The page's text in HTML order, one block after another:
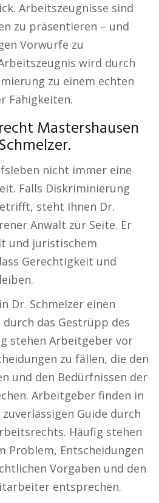
Arbeitszeugnisse sind
zu präsentieren – und
Vorwürfe zu
wird durch
zu einem echten
Fähigkeiten.
Mastershausen
nicht immer eine
Falls Diskriminierung
steht Ihnen Dr.
Anwalt zur Seite. Er
und juristischem
Gerechtigkeit und
Dr. Schmelzer einen
durch das Gestrüpp des
stehen Arbeitgeber vor
zu fällen, die den
und den Bedürfnissen der
Arbeitgeber finden in
Guide durch
Häufig stehen
Problem, Entscheidungen
Vorgaben und den
entsprechen.